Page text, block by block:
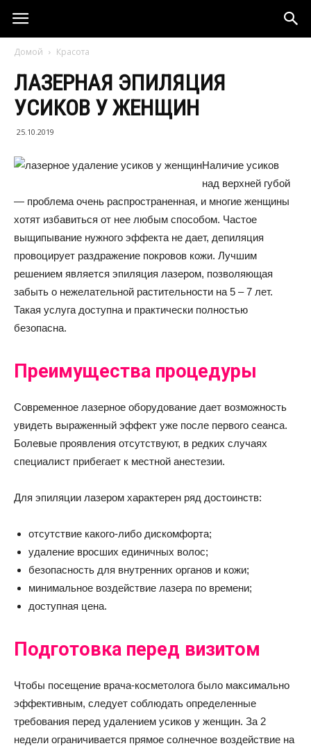
Домой Красота
ЛАЗЕРНАЯ ЭПИЛЯЦИЯ
УСИКОВ У ЖЕНЩИН
25.10.2019
Наличие усиков
над верхней губой
— проблема очень распространенная, и многие женщины
хотят избавиться от нее любым способом. Частое
выщипывание нужного эффекта не дает, депиляция
провоцирует раздражение покровов кожи. Лучшим
решением является эпиляция лазером, позволяющая
забыть о нежелательной растительности на 5 – 7 лет.
Такая услуга доступна и практически полностью
безопасна.
Преимущества процедуры
Современное лазерное оборудование дает возможность
увидеть выраженный эффект уже после первого сеанса.
Болевые проявления отсутствуют, в редких случаях
специалист прибегает к местной анестезии.
Для эпиляции лазером характерен ряд достоинств:
отсутствие какого-либо дискомфорта;
удаление вросших единичных волос;
безопасность для внутренних органов и кожи;
минимальное воздействие лазера по времени;
доступная цена.
Подготовка перед визитом
Чтобы посещение врача-косметолога было максимально
эффективным, следует соблюдать определенные
требования перед удалением усиков у женщин. За 2
недели ограничивается прямое солнечное воздействие на